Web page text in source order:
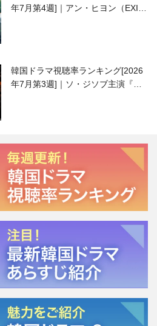
年7月第4週]｜アン・ヒヨン（EXID
韓国ドラマ視聴率ランキング[2026
年7月第3週]｜ソ・ジソブ主演『エ